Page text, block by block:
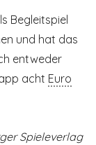
Begleitspiel
und hat das
entweder
acht Euro
Spieleverlag